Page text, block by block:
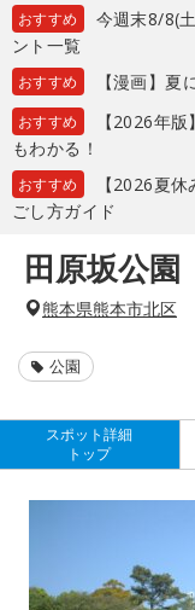
おすすめ
今週末8/8(
ント一覧
おすすめ 【漫画】
おすすめ
【2026年
もわかる！
おすすめ
【2026夏
ごし方ガイド
田原坂公園
熊本県熊本市北区
公園
スポット詳細
トップ